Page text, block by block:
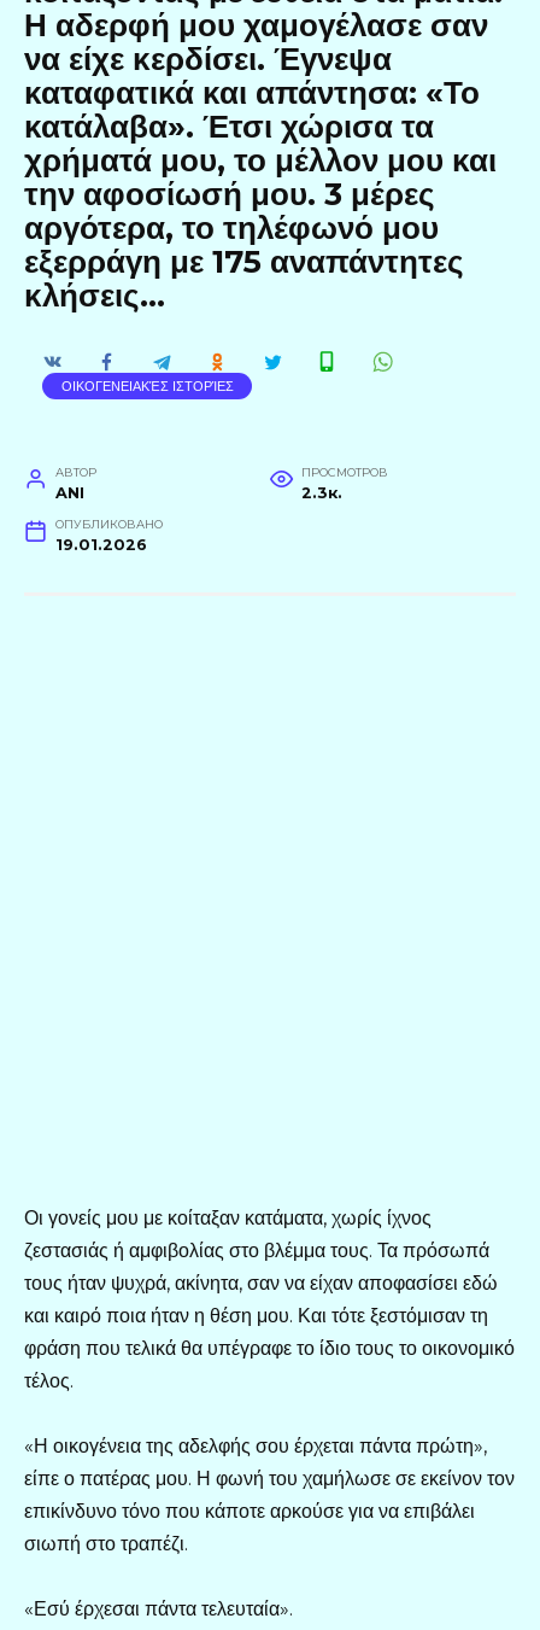
Η αδερφή μου χαμογέλασε σαν
να είχε κερδίσει. Έγνεψα
καταφατικά και απάντησα: «Το
κατάλαβα». Έτσι χώρισα τα
χρήματά μου, το μέλλον μου και
την αφοσίωσή μου. 3 μέρες
αργότερα, το τηλέφωνό μου
εξερράγη με 175 αναπάντητες
κλήσεις…
ΟΙΚΟΓΕΝΕΙΑΚΈΣ ΙΣΤΟΡΊΕΣ
АВТОР
ANI
ПРОСМОТРОВ
2.3к.
ОПУБЛИКОВАНО
19.01.2026
Οι γονείς μου με κοίταξαν κατάματα, χωρίς ίχνος
ζεστασιάς ή αμφιβολίας στο βλέμμα τους. Τα πρόσωπά
τους ήταν ψυχρά, ακίνητα, σαν να είχαν αποφασίσει εδώ
και καιρό ποια ήταν η θέση μου. Και τότε ξεστόμισαν τη
φράση που τελικά θα υπέγραφε το ίδιο τους το οικονομικό
τέλος.
«Η οικογένεια της αδελφής σου έρχεται πάντα πρώτη»,
είπε ο πατέρας μου. Η φωνή του χαμήλωσε σε εκείνον τον
επικίνδυνο τόνο που κάποτε αρκούσε για να επιβάλει
σιωπή στο τραπέζι.
«Εσύ έρχεσαι πάντα τελευταία».